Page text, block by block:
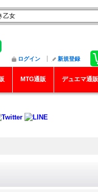
ログイン 新規登録
MTG通販 デュエマ通販